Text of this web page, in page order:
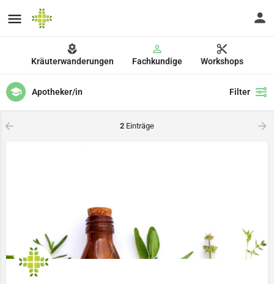
Kräuterwanderungen Fachkundige Workshops
Apotheker/in Filter
2 Einträge